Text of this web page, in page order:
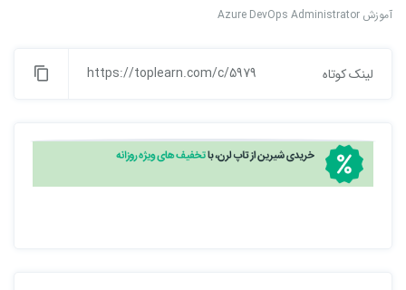
آموزش Azure DevOps Administrator
لینک کوتاه https://toplearn.com/c/5979